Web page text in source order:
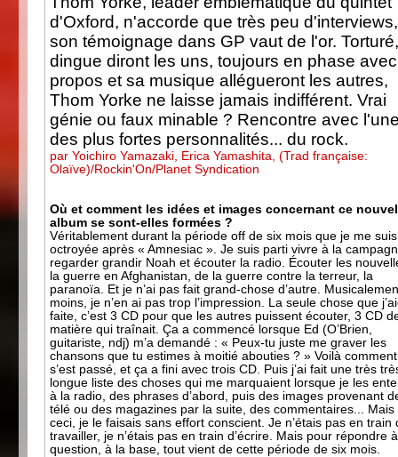
d'Oxford, n'accorde que très peu d'interviews,
son témoignage dans GP vaut de l'or.
dingue diront les uns, toujours en phase
propos et sa musique allégueront les autres,
Thom Yorke ne laisse jamais indifférent. Vrai
génie ou faux minable ? Rencontre avec
des plus fortes personnalités... du rock.
par Yoichiro Yamazaki, Erica Yamashita, (Trad française:
Olaïve)/Rockin'On/Planet Syndication
Où et comment les idées et images concernant ce nouvel
album se sont-elles formées ?
Véritablement durant la période off de six mois que je me suis
octroyée après « Amnesiac ». Je suis parti vivre à la
regarder grandir Noah et écouter la radio. Écouter les
la guerre en Afghanistan, de la guerre contre la terreur, la
paranoïa. Et je n’ai pas fait grand-chose d’autre.
moins, je n’en ai pas trop l’impression. La seule chose que
faite, c’est 3 CD pour que les autres puissent écouter, 3 CD
matière qui traînait. Ça a commencé lorsque Ed (O’Brien,
guitariste, ndj) m’a demandé : « Peux-tu juste me graver les
chansons que tu estimes à moitié abouties ? » Voilà
s’est passé, et ça a fini avec trois CD. Puis j’ai fait une très
longue liste des choses qui me marquaient lorsque je les
à la radio, des phrases d’abord, puis des images provenant
télé ou des magazines par la suite, des commentaires... Mais
ceci, je le faisais sans effort conscient. Je n’étais pas en train
travailler, je n’étais pas en train d’écrire. Mais pour répondre
question, à la base, tout vient de cette période de six mois.